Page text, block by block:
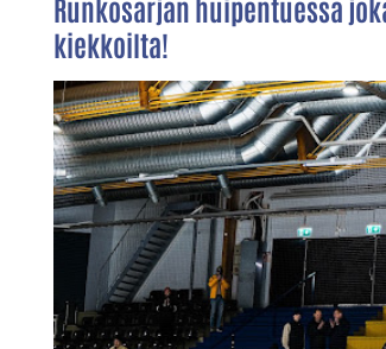
Runkosarjan huipentuessa
kiekkoilta!